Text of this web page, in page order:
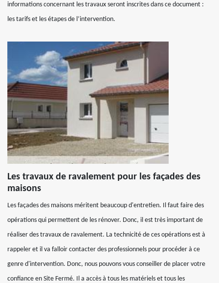
informations concernant les travaux seront inscrites dans ce document :
les tarifs et les étapes de l’intervention.
Les travaux de ravalement pour les façades des
maisons
Les façades des maisons méritent beaucoup d'entretien. Il faut faire des
opérations qui permettent de les rénover. Donc, il est très important de
réaliser des travaux de ravalement. La technicité de ces opérations est à
rappeler et il va falloir contacter des professionnels pour procéder à ce
genre d'intervention. Donc, nous pouvons vous conseiller de placer votre
confiance en Site Fermé. Il a accès à tous les matériels et tous les